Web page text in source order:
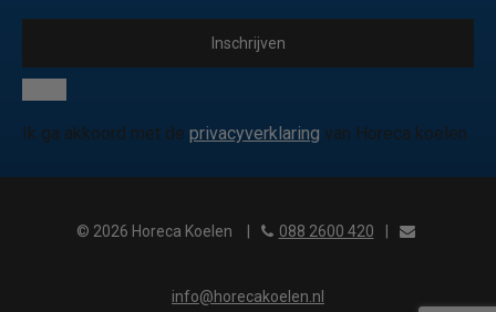
Inschrijven
Ik ga akkoord met de privacyverklaring van Horeca koelen
© 2026 Horeca Koelen 088 2600 420
info@horecakoelen.nl